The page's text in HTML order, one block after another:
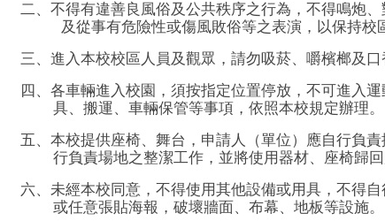
二、不得有違善良風俗及公共秩序之行為，不得鳴炮
及從事有危險性或傷風敗俗等之表演，以保持校
三、進入本校校區人員及觀眾，請勿吸菸、嚼檳榔及口
四、各車輛進入校園，須按指定位置停放，不可進入
具、搬運、車輛保管等事項，依照本校規定辦理。
五、本校提供座椅、舞台，申請人（單位）應自行負
行負責場地之整潔工作，並將使用器材、座椅歸回
六、未經本校同意，不得使用其他設備或用具，不得
或任意張貼海報，破壞牆面、布幕、地板等設施。